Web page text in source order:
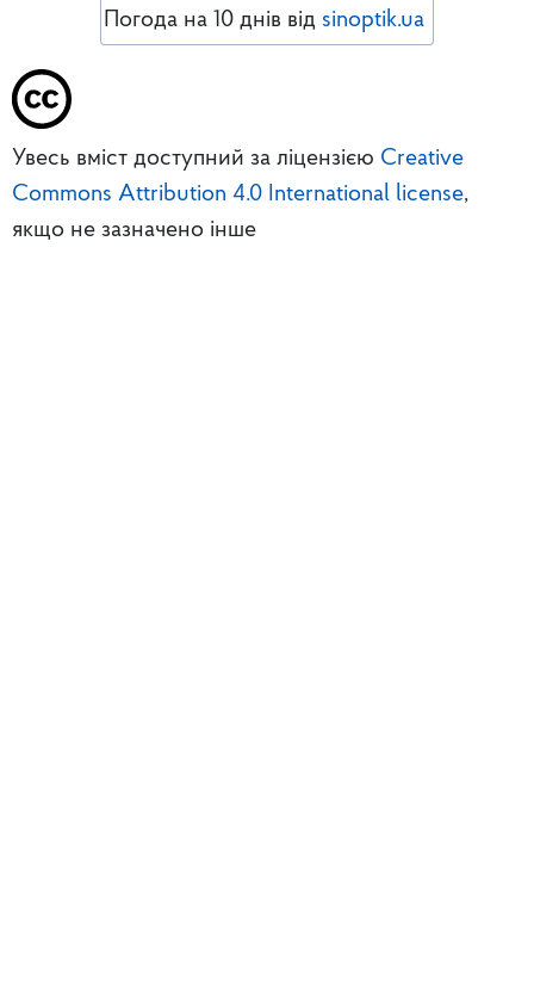
Погода на 10 днів від sinoptik.ua
Увесь вміст доступний за ліцензією Creative
Commons Attribution 4.0 International license,
якщо не зазначено інше